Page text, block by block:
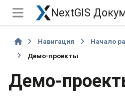
NextGIS
Навигация
Начало
Демо-проекты
Демо-